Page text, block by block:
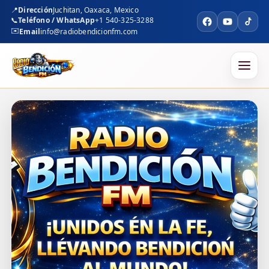
📍DirecciónJuchitan, Oaxaca, Mexico
📞Teléfono / WhatsApp+1 540-325-3288
✉️Emailinfo@radiobendicionfm.com